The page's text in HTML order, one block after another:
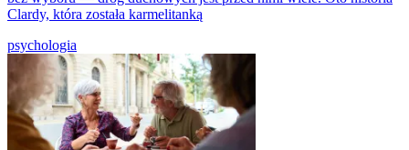
Clardy, która została karmelitanką
psychologia